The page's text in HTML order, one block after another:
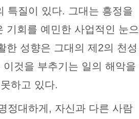
특질이 있다. 그대는 흥정을
기회를 예민한 사업적인 눈으
한 성향은 그대의 제2의 천성
것을 부추기는 일의 해악을
하고 있다.
정대하게, 자신과 다른 사람